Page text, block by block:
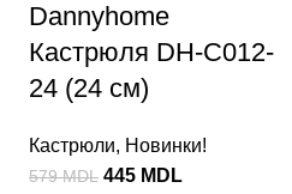
Dannyhome
Кастрюля DH-C012-
24 (24 см)
Кастрюли, Новинки!
579MDL 445 MDL